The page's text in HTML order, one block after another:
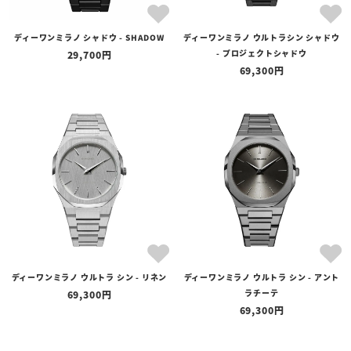
価格
在庫あり
在庫なしを含む
ディーワンミラノ シャドウ - SHADOW
29,700
ディーワンミラノ ウルトラシン シャドウ
- プロジェクトシャドウ
69,300
ディーワンミラノ ウルトラ シン - リネン
69,300
ディーワンミラノ ウルトラ シン - アント
ラチーテ
69,300